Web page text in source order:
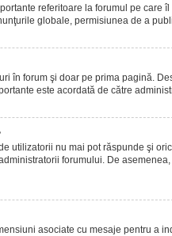
referitoare la forumul pe care
globale, permisiunea de a
în forum şi doar pe prima pagină.
este acordată de către
utilizatorii nu mai pot răspunde şi
forumului. De
asociate cu mesaje pentru a